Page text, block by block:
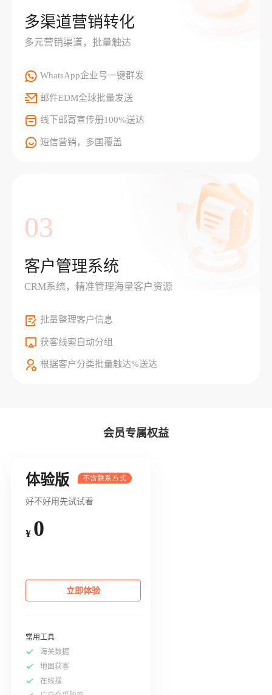
多渠道营销转化
多元营销渠道，批量触达
WhatsApp企业号一键群发
邮件EDM全球批量发送
线下邮寄宣传册100%送达
短信营销，多国覆盖
03
客户管理系统
CRM系统，精准管理海量客户资源
批量整理客户信息
获客线索自动分组
根据客户分类批量触达%送达
会员专属权益
体验版
好不好用先试试看
¥ 0
立即体验
常用工具
海关数据
地图获客
在线搜